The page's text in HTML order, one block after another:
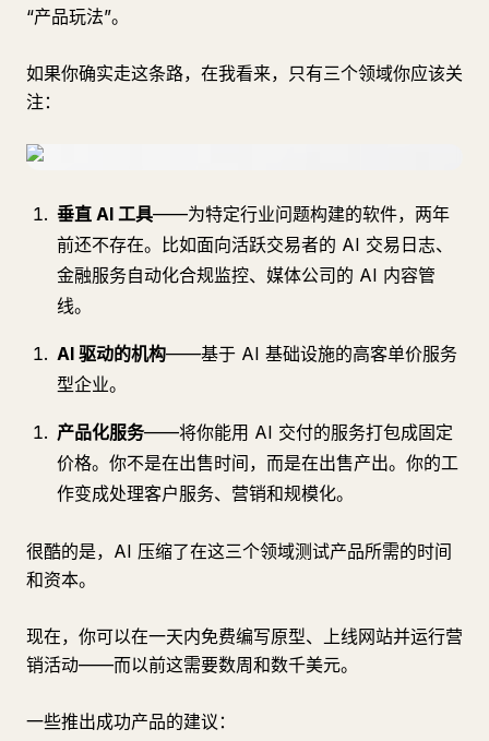
“产品玩法”。
如果你确实走这条路，在我看来，只有三个领域你应该关
注：
垂直 AI 工具——为特定行业问题构建的软件，两年
前还不存在。比如面向活跃交易者的 AI 交易日志、
金融服务自动化合规监控、媒体公司的 AI 内容管
线。
AI 驱动的机构——基于 AI 基础设施的高客单价服务
型企业。
产品化服务——将你能用 AI 交付的服务打包成固定
价格。你不是在出售时间，而是在出售产出。你的工
作变成处理客户服务、营销和规模化。
很酷的是，AI 压缩了在这三个领域测试产品所需的时间
和资本。
现在，你可以在一天内免费编写原型、上线网站并运行营
销活动——而以前这需要数周和数千美元。
一些推出成功产品的建议：